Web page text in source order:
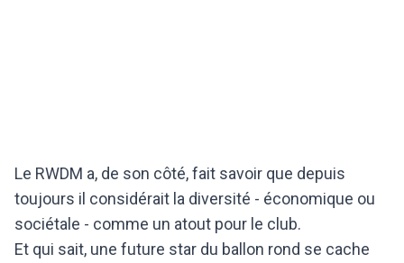
Le RWDM a, de son côté, fait savoir que depuis
toujours il considérait la diversité - économique ou
sociétale - comme un atout pour le club.
Et qui sait, une future star du ballon rond se cache